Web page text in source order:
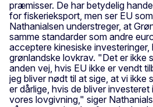
præmisser. De har betydelig
for fiskerieksport, men ser EU
Nathanialsen understreger, at
samme standarder som andre
acceptere kinesiske
grønlandske lovkrav. "Det er ikke
anden vej, hvis EU ikke er vendt
jeg bliver nødt til at sige, at vi ikke
er dårlige, hvis de bliver
vores lovgivning," siger